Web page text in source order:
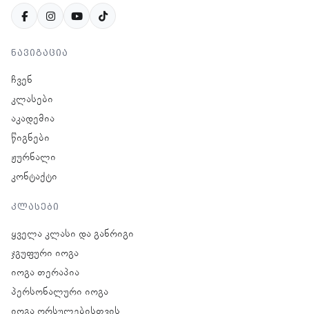
ნავიგაცია
ჩვენ
კლასები
აკადემია
წიგნები
ჟურნალი
კონტაქტი
კლასები
ყველა კლასი და განრიგი
ჯგუფური იოგა
იოგა თერაპია
პერსონალური იოგა
იოგა ორსულებისთვის